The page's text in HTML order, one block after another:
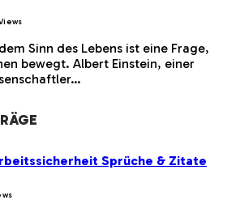
Sinn des Lebens ist eine Frage,
bewegt. Albert Einstein, einer
Sprüche & Zitate